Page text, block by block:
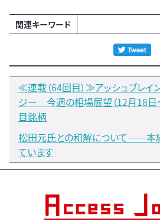
関連キーワード
≪連載（64回目）≫アッシュブレイ
ジー 今週の相場展望（12月18日
目銘柄
松田元氏との和解について――本
ています